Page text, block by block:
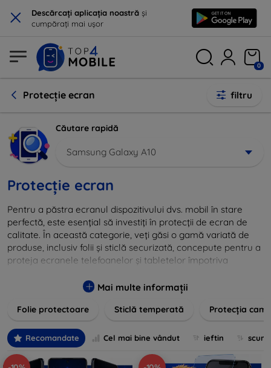
× Descărcați aplicația noastră și
cumpărați mai ușor
0
Protecție ecran filtru
Căutare rapidă
Samsung Galaxy A10
Protecție ecran
Pentru a păstra ecranul dispozitivului dvs. mobil în stare
perfectă, este esențial să investiți în protecții de ecran de
calitate. În această categorie, veți găsi o gamă variată de
produse, inclusiv folii și sticlă securizată, concepute pentru a
proteja ecranele telefoanelor și tabletelor împotriva
fabricate din materiale durabile și sunt ușor de aplicat,
Alegeți soluția care se potrivește cel mai bine nevoilor
dispozitivului. Asigurați-vă că investiția în tehnologie rămâne
intactă și arată ca nouă mult timp cu protecțiile de ecran din
oferta noastră.
Mai multe informații
Folie protectoare Sticlă temperată Protecția
Recomandate Cel mai bine vândut ieftin